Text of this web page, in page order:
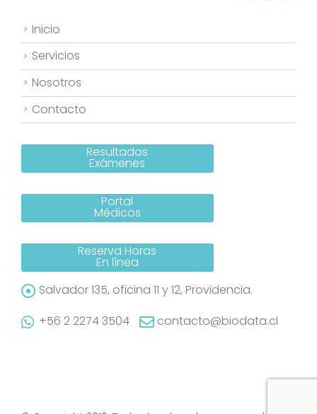
Inicio
Servicios
Nosotros
Contacto
Resultados
Exámenes
Portal
Médicos
Reserva Horas
En línea
Salvador 135, oficina 11 y 12, Providencia.
+56 2 2274 3504
contacto@biodata.cl